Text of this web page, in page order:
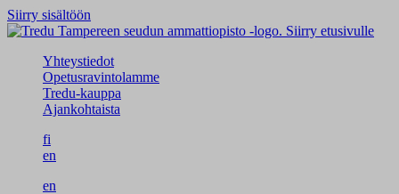
Siirry sisältöön
Siirry etusivulle
Yhteystiedot
Opetusravintolamme
Tredu-kauppa
Ajankohtaista
fi
en
en